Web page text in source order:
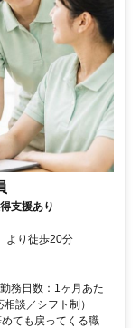
支援あり
より徒歩20分
務日数：1ヶ月あた
談／シフト制）
ても戻ってくる職